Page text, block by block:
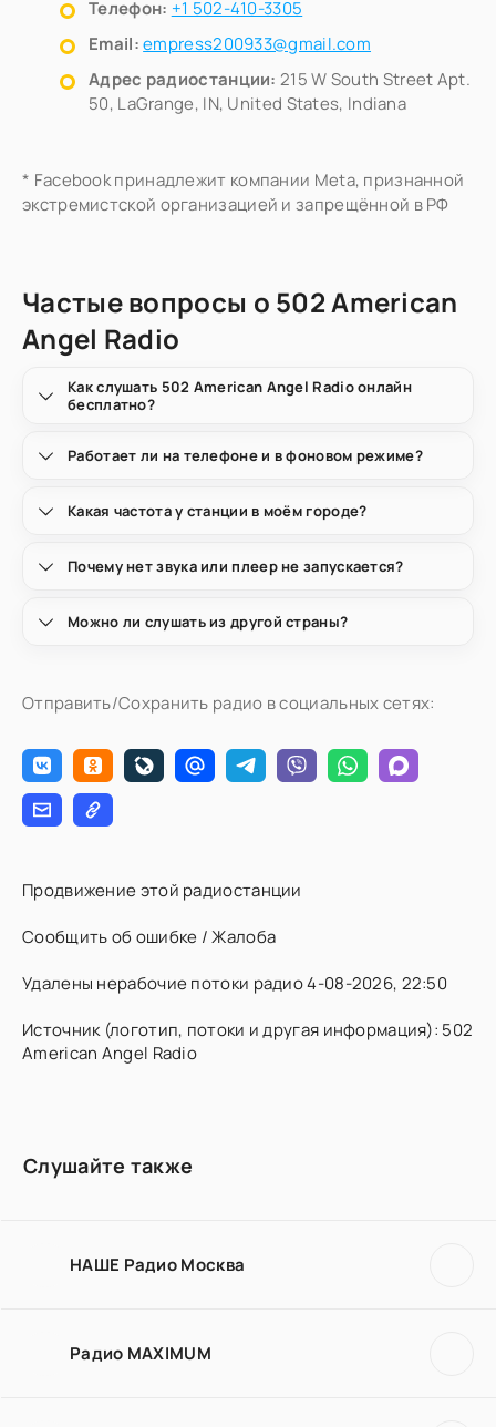
Телефон: +1 502-410-3305
Email:empress200933@gmail.com
Адрес радиостанции: 215 W South Street Apt.
50, LaGrange, IN, United States, Indiana
* Facebook принадлежит компании Meta, признанной
экстремистской организацией и запрещённой в РФ
Частые вопросы о 502 American
Angel Radio
Как слушать 502 American Angel Radio онлайн
бесплатно?
Работает ли на телефоне и в фоновом режиме?
Какая частота у станции в моём городе?
Почему нет звука или плеер не запускается?
Можно ли слушать из другой страны?
Отправить/Сохранить радио в социальных сетях:
Продвижение этой радиостанции
Сообщить об ошибке / Жалоба
Удалены нерабочие потоки радио 4-08-2026, 22:50
Источник (логотип, потоки и другая информация): 502
American Angel Radio
Слушайте также
НАШЕ Радио Москва
Радио MAXIMUM